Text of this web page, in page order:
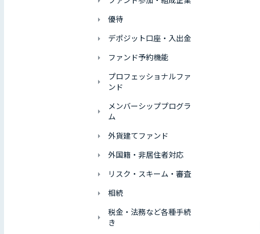
優待
デポジット口座・入出金
ファンド予約機能
プロフェッショナルファ
ンド
メンバーシッププログラ
ム
外貨建てファンド
外国籍・非居住者対応
リスク・スキーム・審査
相続
税金・法務など各種手続
き